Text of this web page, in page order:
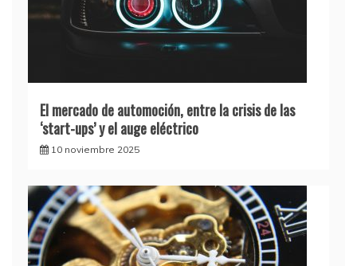
El mercado de automoción, entre la crisis de las
‘start-ups’ y el auge eléctrico
10 noviembre 2025